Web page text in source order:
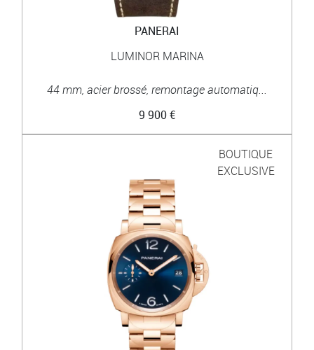
PANERAI
LUMINOR MARINA
44 mm, acier brossé, remontage automatiq...
9 900 €
BOUTIQUE
EXCLUSIVE